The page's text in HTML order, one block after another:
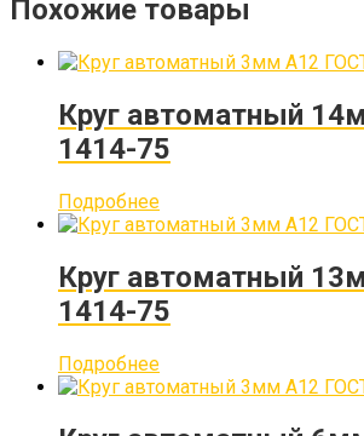
Похожие товары
Круг автоматный
1414-75
Подробнее
Круг автоматный
1414-75
Подробнее